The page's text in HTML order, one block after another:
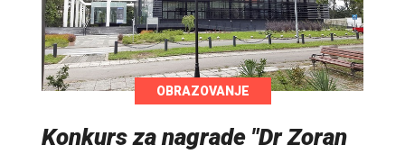
OBRAZOVANJE
Konkurs za nagrade "Dr Zoran